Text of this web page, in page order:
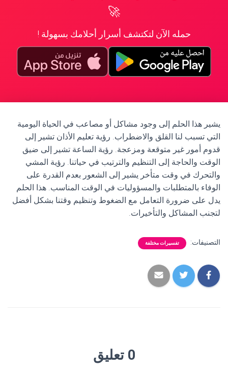
🚀
حمله الآن لتكتشف أسرار أحلامك بسهولة !
يشير هذا الحلم إلى وجود مشاكل أو مصاعب في الحياة اليومية
التي تسبب لنا القلق والاضطراب. رؤية تعليم الأذان تشير إلى
قدوم أمور غير متوقعة ومزعجة. رؤية الساعة تشير إلى ضيق
الوقت والحاجة إلى التنظيم والترتيب في حياتنا. رؤية المشي
والتحرك في وقت متأخر يشير إلى الشعور بعدم القدرة على
الوفاء بالمتطلبات والمسؤوليات في الوقت المناسب. هذا الحلم
يدل على ضرورة التعامل مع الضغوط وتنظيم وقتنا بشكل أفضل
لتجنب المشاكل والتأخيرات.
التصنيفات: تفسيرات مختلفة
0 تعليق